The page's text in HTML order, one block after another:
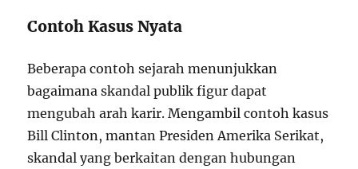
Contoh Kasus Nyata
Beberapa contoh sejarah menunjukkan
bagaimana skandal publik figur dapat
mengubah arah karir. Mengambil contoh kasus
Bill Clinton, mantan Presiden Amerika Serikat,
skandal yang berkaitan dengan hubungan